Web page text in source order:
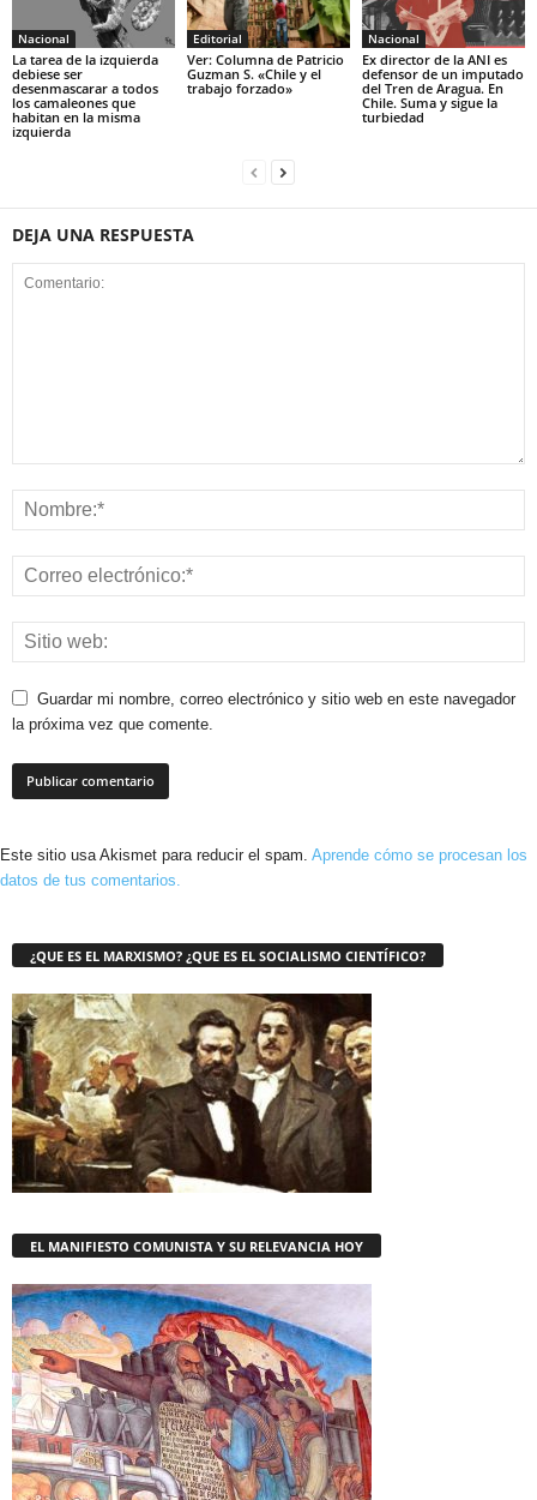
Nacional
La tarea de la izquierda
debiese ser
desenmascarar a todos
los camaleones que
habitan en la misma
izquierda
Editorial
Ver: Columna de Patricio
Guzman S. «Chile y el
trabajo forzado»
Nacional
Ex director de la ANI es
defensor de un imputado
del Tren de Aragua. En
Chile. Suma y sigue la
turbiedad
DEJA UNA RESPUESTA
Guardar mi nombre, correo electrónico y sitio web en este navegador
la próxima vez que comente.
Este sitio usa Akismet para reducir el spam. Aprende cómo se procesan los
datos de tus comentarios.
¿QUE ES EL MARXISMO? ¿QUE ES EL SOCIALISMO CIENTÍFICO?
EL MANIFIESTO COMUNISTA Y SU RELEVANCIA HOY